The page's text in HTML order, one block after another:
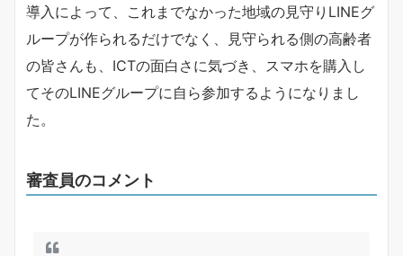
導入によって、これまでなかった地域の見守りLINEグ
ループが作られるだけでなく、見守られる側の高齢者
の皆さんも、ICTの面白さに気づき、スマホを購入し
てそのLINEグループに自ら参加するようになりまし
た。
審査員のコメント